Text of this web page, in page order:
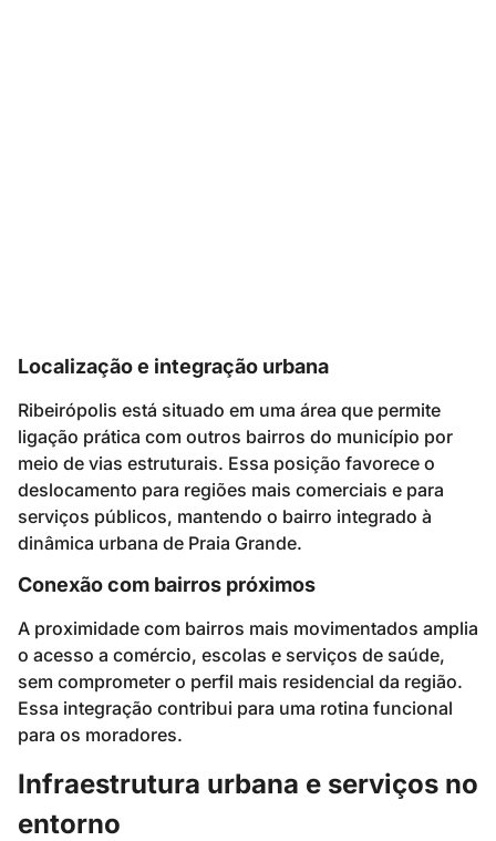
Localização e integração urbana
Ribeirópolis está situado em uma área que permite
ligação prática com outros bairros do município por
meio de vias estruturais. Essa posição favorece o
deslocamento para regiões mais comerciais e para
serviços públicos, mantendo o bairro integrado à
dinâmica urbana de Praia Grande.
Conexão com bairros próximos
A proximidade com bairros mais movimentados amplia
o acesso a comércio, escolas e serviços de saúde,
sem comprometer o perfil mais residencial da região.
Essa integração contribui para uma rotina funcional
para os moradores.
Infraestrutura urbana e serviços no
entorno